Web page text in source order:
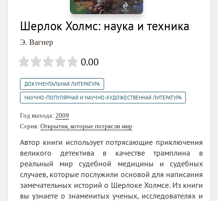
Шерлок Холмс: наука и техника
Э. Вагнер
0.00
ДОКУМЕНТАЛЬНАЯ ЛИТЕРАТУРА
НАУЧНО-ПОПУЛЯРНАЯ И НАУЧНО-ХУДОЖЕСТВЕННАЯ ЛИТЕРАТУРА
Год выхода: 2009
Серия: Открытия, которые потрясли мир
Автор книги использует потрясающие приключения
великого детектива в качестве трамплина в
реальный мир судебной медицины и судебных
случаев, которые послужили основой для написания
замечательных историй о Шерлоке Холмсе. Из книги
вы узнаете о знаменитых ученых, исследователях и